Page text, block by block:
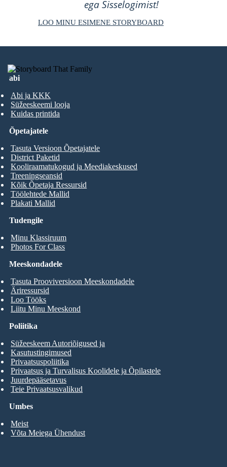
ega Sisselogimist!
LOO MINU ESIMENE STORYBOARD
abi
Abi ja KKK
Süžeeskeemi looja
Kuidas printida
Tudengile
Minu Klassiruum
Photos For Class
Õpetajatele
Tasuta Versioon Õpetajatele
District Paketid
Kooliraamatukogud ja Meediakeskused
Treeningseansid
Kõik Õpetaja Ressursid
Töölehtede Mallid
Plakati Mallid
Meeskondadele
Tasuta Prooviversioon Meeskondadele
Äriressursid
Loo Tööks
Liitu Minu Meeskond
Umbes
Meist
Võta Meiega Ühendust
Poliitika
Süžeeskeem Autoriõigused ja
Kasutustingimused
Privaatsuspoliitika
Privaatsus ja Turvalisus Koolidele ja Õpilastele
Juurdepääsetavus
Teie Privaatsusvalikud